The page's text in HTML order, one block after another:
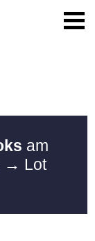
am
→ Lot